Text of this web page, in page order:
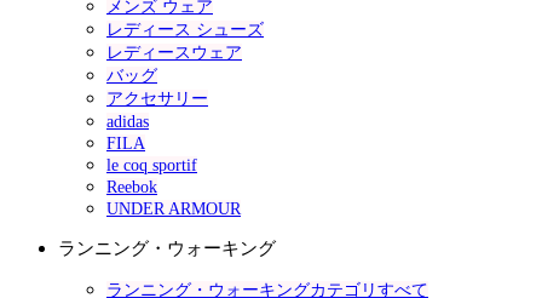
メンズ ウェア
レディース シューズ
レディースウェア
バッグ
アクセサリー
adidas
FILA
le coq sportif
Reebok
UNDER ARMOUR
ランニング・ウォーキング
ランニング・ウォーキングカテゴリすべて